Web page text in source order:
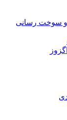
و سوخت رسانی